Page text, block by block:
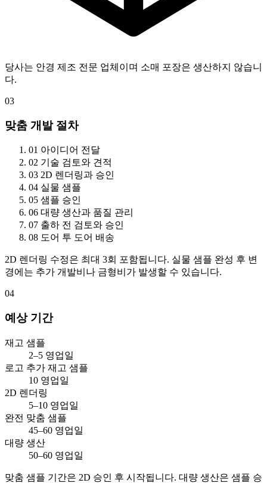
당사는 안경 제조 전문 업체이며 소매 포장은 생산하지 않습니
다.
03
맞춤 개발 절차
01 아이디어 전달
02 기술 검토와 견적
03 2D 렌더링과 승인
04 실물 샘플
05 샘플 승인
06 대량 생산과 품질 관리
07 출하 전 검토와 승인
08 도어 투 도어 배송
2D 렌더링 수정은 최대 3회 포함됩니다. 실물 샘플 완성 후 변
경에는 추가 개발비나 금형비가 발생할 수 있습니다.
04
예상 기간
재고 샘플
2–5 영업일
로고 추가 재고 샘플
10 영업일
2D 렌더링
5–10 영업일
완전 맞춤 샘플
45–60 영업일
대량 생산
50–60 영업일
맞춤 샘플 기간은 2D 승인 후 시작됩니다. 대량 생산은 샘플 승